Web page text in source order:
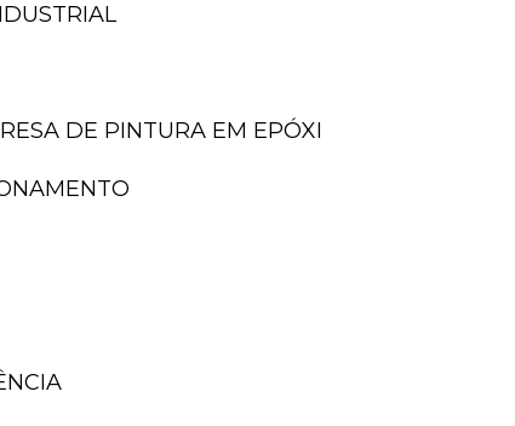
DE PINTURA EM EPÓXI